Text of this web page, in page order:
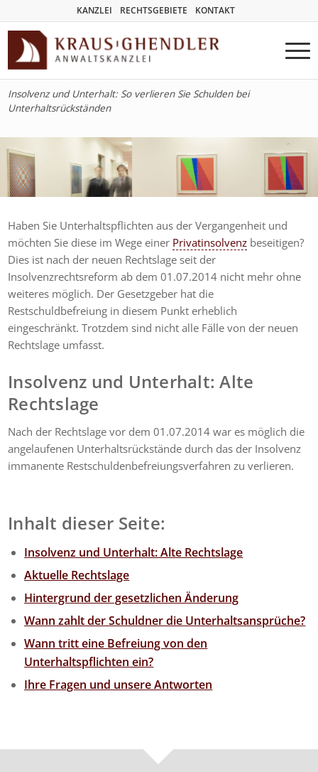
KANZLEI RECHTSGEBIETE KONTAKT
Insolvenz und Unterhalt: So verlieren Sie Schulden bei
Unterhaltsrückständen
Haben Sie Unterhaltspflichten aus der Vergangenheit und
möchten Sie diese im Wege einer Privatinsolvenz beseitigen?
Dies ist nach der neuen Rechtslage seit der
Insolvenzrechtsreform ab dem 01.07.2014 nicht mehr ohne
weiteres möglich. Der Gesetzgeber hat die
Restschuldbefreiung in diesem Punkt erheblich
eingeschränkt. Trotzdem sind nicht alle Fälle von der neuen
Rechtslage umfasst.
Insolvenz und Unterhalt: Alte
Rechtslage
Nach der Rechtslage vor dem 01.07.2014 war es möglich die
angelaufenen Unterhaltsrückstände durch das der Insolvenz
immanente Restschuldenbefreiungsverfahren zu verlieren.
Inhalt dieser Seite:
Insolvenz und Unterhalt: Alte Rechtslage
Aktuelle Rechtslage
Hintergrund der gesetzlichen Änderung
Wann zahlt der Schuldner die Unterhaltsansprüche?
Wann tritt eine Befreiung von den
Unterhaltspflichten ein?
Ihre Fragen und unsere Antworten